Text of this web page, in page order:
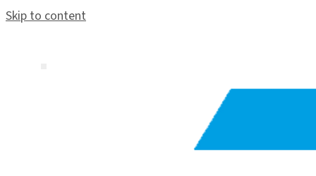
Skip to content